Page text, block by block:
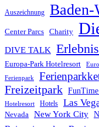
Auszeichnung Baden-
Center Parcs Charity
DIVE TALK
Europa-Park Hotelresort
Ferienpark
Freizeitpark
Hotelresort Hotels Las
Nevada New York City